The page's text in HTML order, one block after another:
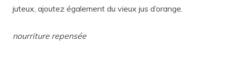
juteux, ajoutez également du vieux jus d’orange.
nourriture repensée